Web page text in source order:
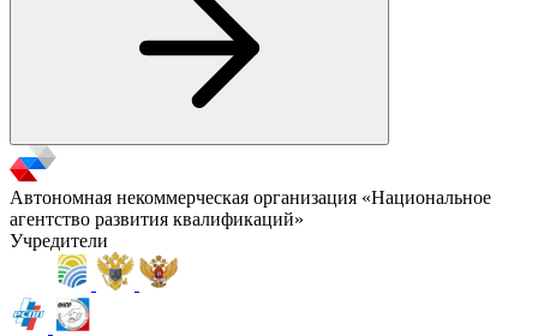
Автономная некоммерческая организация «Национальное
агентство развития квалификаций»
Учредители